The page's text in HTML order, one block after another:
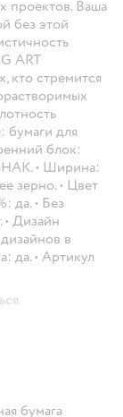
проектов. Ваша
без этой
ART
кто стремится
бумаги для
блок:
• Ширина:
зерно. • Цвет
да. • Без
• Дизайн
в
да. • Артикул
бумага